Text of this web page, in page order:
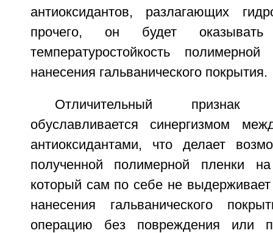
антиоксидантов, разлагающих
прочего, он будет
температуростойкость
нанесения гальванического покрытия.
Отличительный
обуславливается синергизмом
антиоксидантами, что делает
полученной полимерной пленки
который сам по себе не выдерживает
нанесения гальванического
операцию без повреждения или